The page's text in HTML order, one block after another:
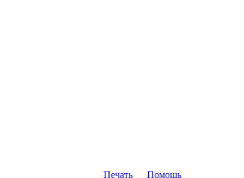
Печать Помощь